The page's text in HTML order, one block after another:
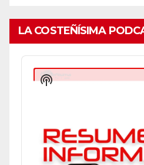
LA COSTEÑÍSIMA
Audio
Player
Show